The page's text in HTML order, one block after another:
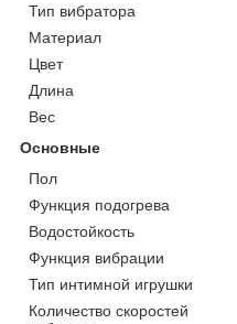
Тип вибратора
Материал
Цвет
Длина
Вес
Основные
Пол
Функция подогрева
Водостойкость
Функция вибрации
Тип интимной игрушки
Количество скоростей